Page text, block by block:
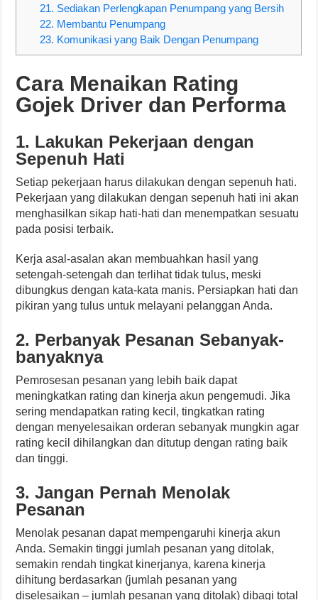
21. Sediakan Perlengkapan Penumpang yang Bersih
22. Membantu Penumpang
23. Komunikasi yang Baik Dengan Penumpang
Cara Menaikan Rating
Gojek Driver dan Performa
1. Lakukan Pekerjaan dengan
Sepenuh Hati
Setiap pekerjaan harus dilakukan dengan sepenuh hati.
Pekerjaan yang dilakukan dengan sepenuh hati ini akan
menghasilkan sikap hati-hati dan menempatkan sesuatu
pada posisi terbaik.
Kerja asal-asalan akan membuahkan hasil yang
setengah-setengah dan terlihat tidak tulus, meski
dibungkus dengan kata-kata manis. Persiapkan hati dan
pikiran yang tulus untuk melayani pelanggan Anda.
2. Perbanyak Pesanan Sebanyak-
banyaknya
Pemrosesan pesanan yang lebih baik dapat
meningkatkan rating dan kinerja akun pengemudi. Jika
sering mendapatkan rating kecil, tingkatkan rating
dengan menyelesaikan orderan sebanyak mungkin agar
rating kecil dihilangkan dan ditutup dengan rating baik
dan tinggi.
3. Jangan Pernah Menolak
Pesanan
Menolak pesanan dapat mempengaruhi kinerja akun
Anda. Semakin tinggi jumlah pesanan yang ditolak,
semakin rendah tingkat kinerjanya, karena kinerja
dihitung berdasarkan (jumlah pesanan yang
diselesaikan – jumlah pesanan yang ditolak) dibagi total